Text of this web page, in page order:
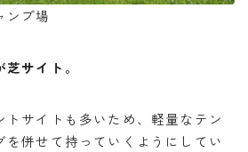
ンプ場
芝サイト 。
サイトも多いため、軽量なテン
を併せて持っていくようにしてい